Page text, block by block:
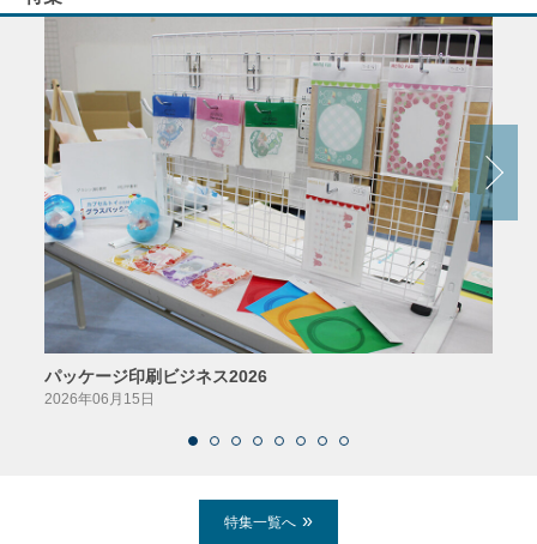
パッケージ印刷ビジネス2026
2026年06月15日
特集一覧へ